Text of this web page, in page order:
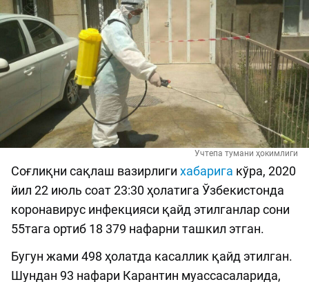
Учтепа тумани ҳокимлиги
Соғлиқни сақлаш вазирлиги хабарига кўра, 2020
йил 22 июль соат 23:30 ҳолатига Ўзбекистонда
коронавирус инфекцияси қайд этилганлар сони
55тага ортиб 18 379 нафарни ташкил этган.
Бугун жами 498 ҳолатда касаллик қайд этилган.
Шундан 93 нафари Карантин муассасаларида,